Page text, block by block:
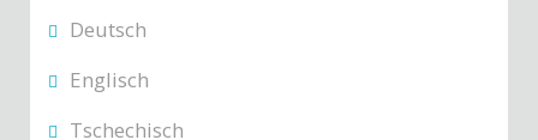
Deutsch
Englisch
Tschechisch